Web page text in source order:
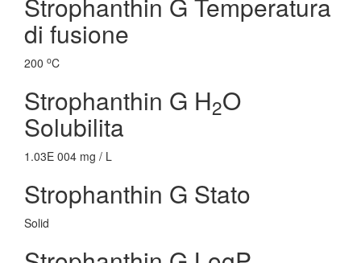
di fusione
200 oC
Strophanthin G H2O
Solubilita
1.03E 004 mg / L
Strophanthin G Stato
Solid